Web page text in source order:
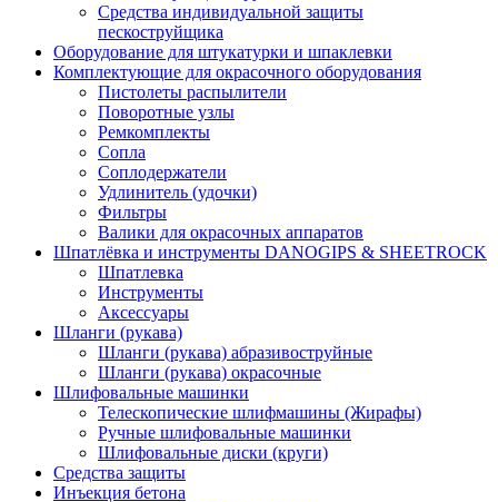
Средства индивидуальной защиты
пескоструйщика
Оборудование для штукатурки и шпаклевки
Комплектующие для окрасочного оборудования
Пистолеты распылители
Поворотные узлы
Ремкомплекты
Сопла
Соплодержатели
Удлинитель (удочки)
Фильтры
Валики для окрасочных аппаратов
Шпатлёвка и инструменты DANOGIPS & SHEETROCK
Шпатлевка
Инструменты
Аксессуары
Шланги (рукава)
Шланги (рукава) абразивоструйные
Шланги (рукава) окрасочные
Шлифовальные машинки
Телескопические шлифмашины (Жирафы)
Ручные шлифовальные машинки
Шлифовальные диски (круги)
Средства защиты
Инъекция бетона